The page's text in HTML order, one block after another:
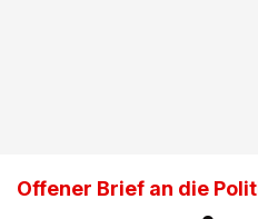
Offener Brief an die